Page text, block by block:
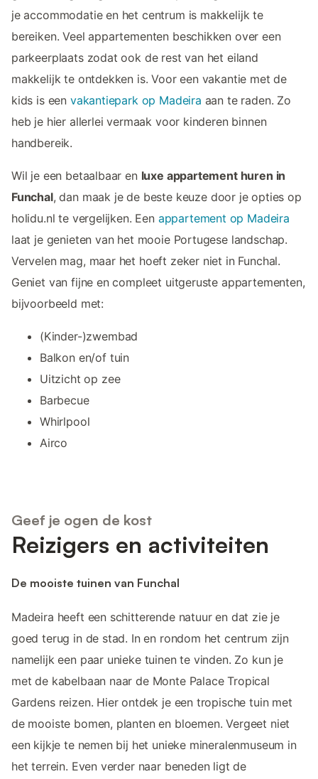
je accommodatie en het centrum is makkelijk te
bereiken. Veel appartementen beschikken over een
parkeerplaats zodat ook de rest van het eiland
makkelijk te ontdekken is. Voor een vakantie met de
kids is een vakantiepark op Madeira aan te raden. Zo
heb je hier allerlei vermaak voor kinderen binnen
handbereik.
Wil je een betaalbaar en luxe appartement huren in
Funchal, dan maak je de beste keuze door je opties op
holidu.nl te vergelijken. Een appartement op Madeira
laat je genieten van het mooie Portugese landschap.
Vervelen mag, maar het hoeft zeker niet in Funchal.
Geniet van fijne en compleet uitgeruste appartementen,
bijvoorbeeld met:
(Kinder-)zwembad
Balkon en/of tuin
Uitzicht op zee
Barbecue
Whirlpool
Airco
Geef je ogen de kost
Reizigers en activiteiten
De mooiste tuinen van Funchal
Madeira heeft een schitterende natuur en dat zie je
goed terug in de stad. In en rondom het centrum zijn
namelijk een paar unieke tuinen te vinden. Zo kun je
met de kabelbaan naar de Monte Palace Tropical
Gardens reizen. Hier ontdek je een tropische tuin met
de mooiste bomen, planten en bloemen. Vergeet niet
een kijkje te nemen bij het unieke mineralenmuseum in
het terrein. Even verder naar beneden ligt de